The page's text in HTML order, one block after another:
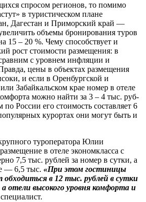
спросом регионов, то помимо
в туристическом плане
Дагестан и Приморский край —
объемы бронирования туров
15 – 20 %. Чему способствует и
рост стоимости размещения: в
с уровнем инфляции и
цены в объектах размещения
и если в Оренбургской и
Забайкальском крае номер в отеле
можно найти за 3 – 4 тыс. руб­
по России его стоимость составляет 6
курортах они могут быть и
туроператора Юлии
в отеле экономкласса с
7,5 тыс. рублей за номер в сутки, а
— 6,5 тыс. «При этом гостиницы
обходиться в 12 тыс. рублей в сутки
отели высокого уровня комфорта и